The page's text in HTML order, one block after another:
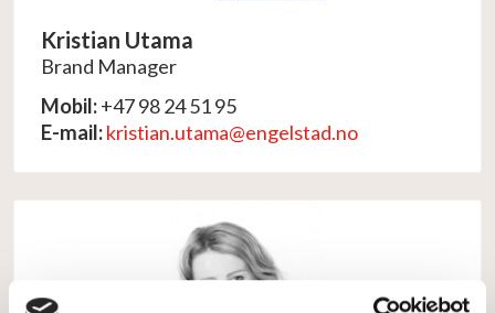
Kristian Utama
Brand Manager
Mobil:+47 98 24 51 95
E-mail:kristian.utama@engelstad.no